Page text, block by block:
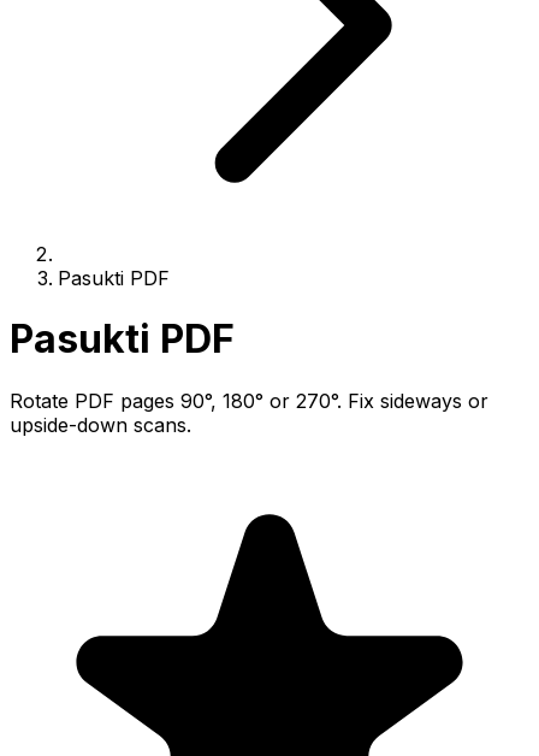
Pasukti PDF
Pasukti PDF
Rotate PDF pages 90°, 180° or 270°. Fix sideways or
upside-down scans.